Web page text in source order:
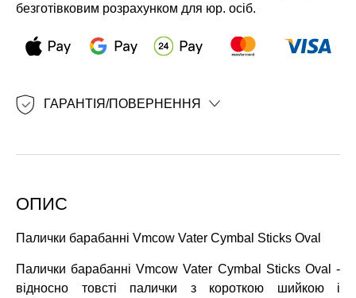
безготівковим розрахунком для юр. осіб.
ГАРАНТІЯ/ПОВЕРНЕННЯ
ОПИС
Палички барабанні Vmcоw Vater Cymbal Sticks Oval
Палички барабанні Vmcоw Vater Cymbal Sticks Oval -
відносно товсті палички з короткою шийкою і